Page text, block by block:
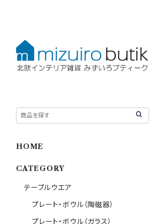
HOME
CATEGORY
テーブルウエア
プレート・ボウル（陶磁器）
プレート・ボウル（ガラス）